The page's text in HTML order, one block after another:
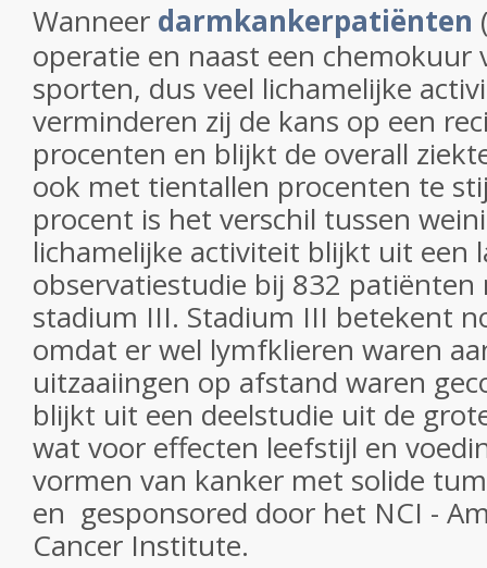
Wanneer darmkankerpatiënten
operatie en naast een chemokuur
sporten, dus veel lichamelijke
verminderen zij de kans op een
procenten en blijkt de overall
ook met tientallen procenten te
procent is het verschil tussen
lichamelijke activiteit blijkt uit een
observatiestudie bij 832 patiënten
stadium III. Stadium III betekent
omdat er wel lymfklieren waren
uitzaaiingen op afstand waren
blijkt uit een deelstudie uit de
wat voor effecten leefstijl en
vormen van kanker met solide
en gesponsored door het NCI -
Cancer Institute.